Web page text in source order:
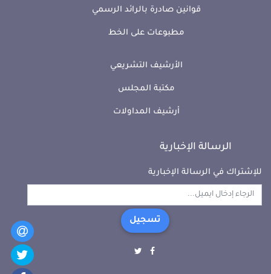
قوانين صادرة بالرائد الرسمي
مطبوعات على الخط
الأرشيف التشريعي
مكتبة المجلس
أرشيف المداولات
الرسالة الإخبارية
للإشتراك في الرسالة الإخبارية
تسجيل